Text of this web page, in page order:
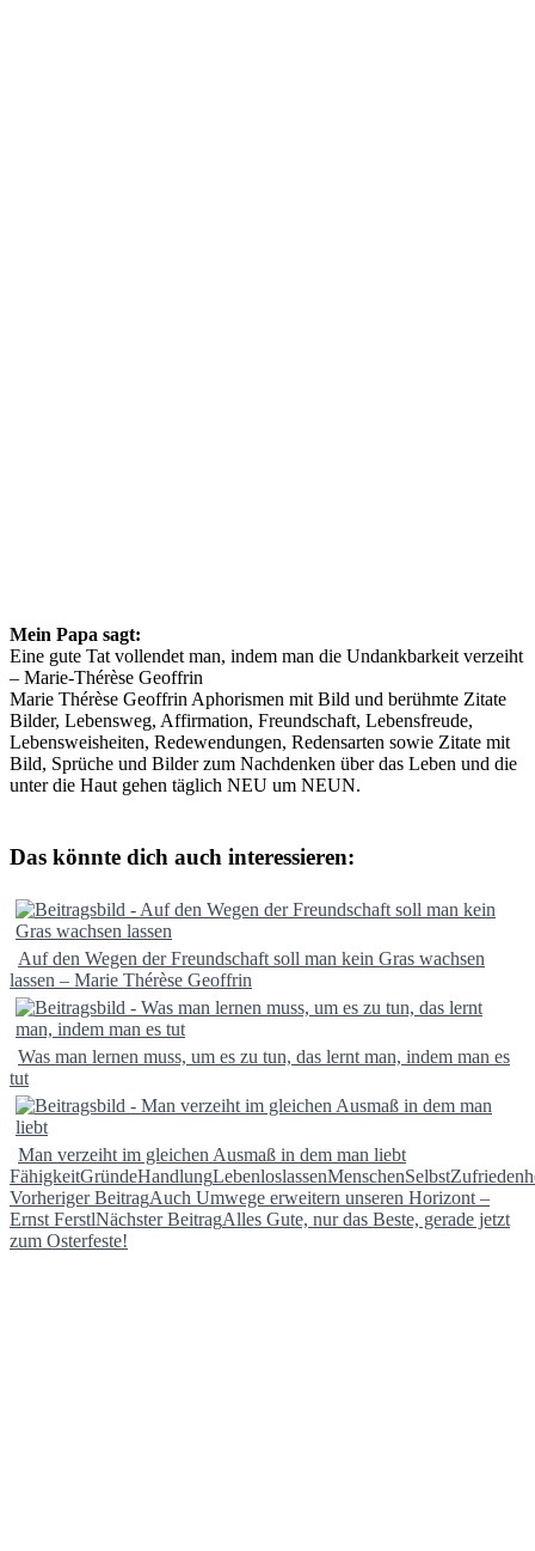
Mein Papa sagt:
Eine gute Tat vollendet man, indem man die Undankbarkeit verzeiht
– Marie-Thérèse Geoffrin
Marie Thérèse Geoffrin Aphorismen mit Bild und berühmte Zitate
Bilder, Lebensweg, Affirmation, Freundschaft, Lebensfreude,
Lebensweisheiten, Redewendungen, Redensarten sowie Zitate mit
Bild, Sprüche und Bilder zum Nachdenken über das Leben und die
unter die Haut gehen täglich NEU um NEUN.
Das könnte dich auch interessieren:
Auf den Wegen der Freundschaft soll man kein Gras wachsen
lassen – Marie Thérèse Geoffrin
Was man lernen muss, um es zu tun, das lernt man, indem man es
tut
Man verzeiht im gleichen Ausmaß in dem man liebt
FähigkeitGründeHandlungLebenloslassenMenschenSelbst
Beitragsnavigation
Vorheriger BeitragAuch Umwege erweitern unseren Horizont –
Ernst FerstlNächster BeitragAlles Gute, nur das Beste, gerade jetzt
zum Osterfeste!